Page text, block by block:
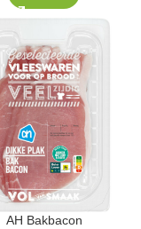
AH Bakbacon